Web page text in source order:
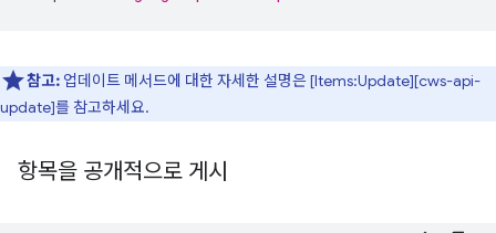
참고: 업데이트 메서드에 대한 자세한 설명은 [Items:Update][cws-api-
update]를 참고하세요.
항목을 공개적으로 게시